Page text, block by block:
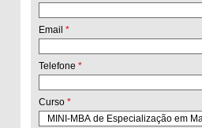
Email *
Telefone *
Curso *